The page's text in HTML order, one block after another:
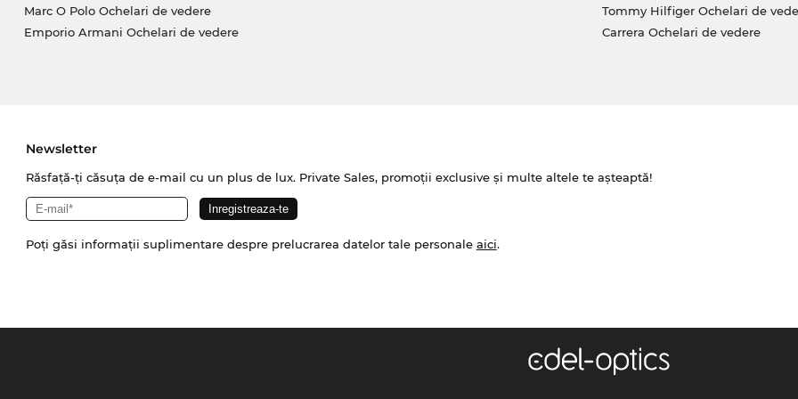
Marc O Polo Ochelari de vedere
Emporio Armani Ochelari de vedere
Tommy Hilfiger Ochelari de
Carrera Ochelari de vedere
Newsletter
Răsfață-ți căsuța de e-mail cu un plus de lux. Private Sales, promoții exclusive și multe altele te așteaptă!
Poți găsi informații suplimentare despre prelucrarea datelor tale personale aici.